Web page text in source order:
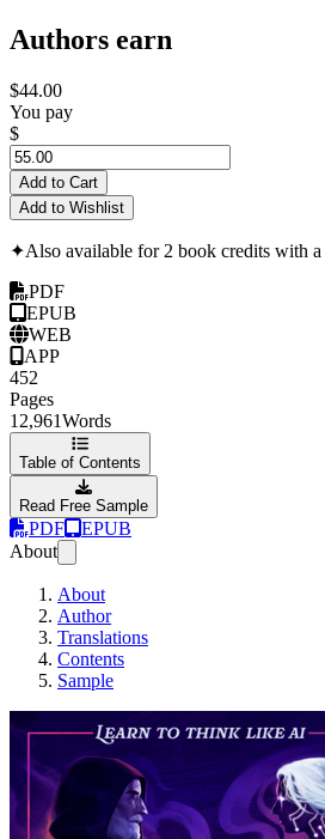
Authors earn
$44.00
You pay
$
Add to Cart
Add to Wishlist
✦Also available for 2 book credits with a
PDF
EPUB
WEB
APP
452
Pages
12,961Words
Table of Contents
Read Free Sample
PDF
EPUB
About
About
Author
Translations
Contents
Sample